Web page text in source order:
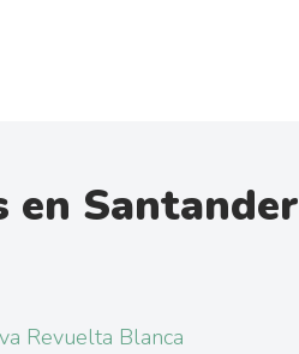
en Santander
Revuelta Blanca